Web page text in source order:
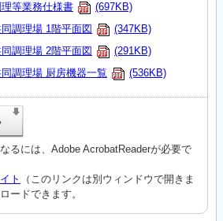
等業務仕様書
(697KB)
調理場 1階平面図
(347KB)
調理場 2階平面図
(291KB)
調理場 厨房機器一覧
(536KB)
るには、Adobe AcrobatReaderが必要で
ト
（このリンクは別ウィンドウで開きま
ードできます。